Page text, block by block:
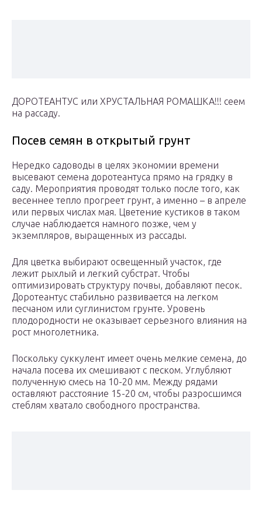
ДОРОТЕАНТУС или ХРУСТАЛЬНАЯ РОМАШКА!!! сеем
на рассаду.
Посев семян в открытый грунт
Нередко садоводы в целях экономии времени
высевают семена доротеантуса прямо на грядку в
саду. Мероприятия проводят только после того, как
весеннее тепло прогреет грунт, а именно – в апреле
или первых числах мая. Цветение кустиков в таком
случае наблюдается намного позже, чем у
экземпляров, выращенных из рассады.
Для цветка выбирают освещенный участок, где
лежит рыхлый и легкий субстрат. Чтобы
оптимизировать структуру почвы, добавляют песок.
Доротеантус стабильно развивается на легком
песчаном или суглинистом грунте. Уровень
плодородности не оказывает серьезного влияния на
рост многолетника.
Поскольку суккулент имеет очень мелкие семена, до
начала посева их смешивают с песком. Углубляют
полученную смесь на 10-20 мм. Между рядами
оставляют расстояние 15-20 см, чтобы разросшимся
стеблям хватало свободного пространства.